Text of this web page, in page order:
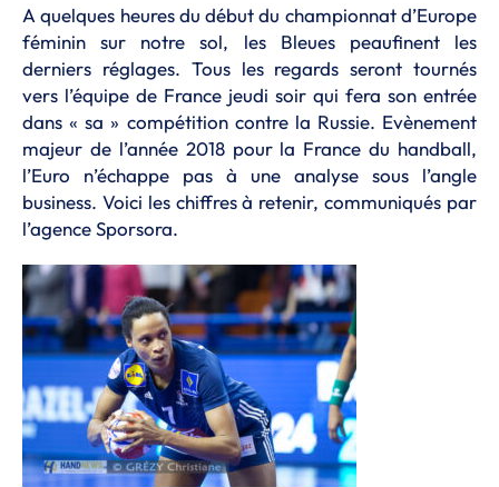
A quelques heures du début du championnat d’Europe
féminin sur notre sol, les Bleues peaufinent les
derniers réglages. Tous les regards seront tournés
vers l’équipe de France jeudi soir qui fera son entrée
dans « sa » compétition contre la Russie. Evènement
majeur de l’année 2018 pour la France du handball,
l’Euro n’échappe pas à une analyse sous l’angle
business. Voici les chiffres à retenir, communiqués par
l’agence Sporsora.